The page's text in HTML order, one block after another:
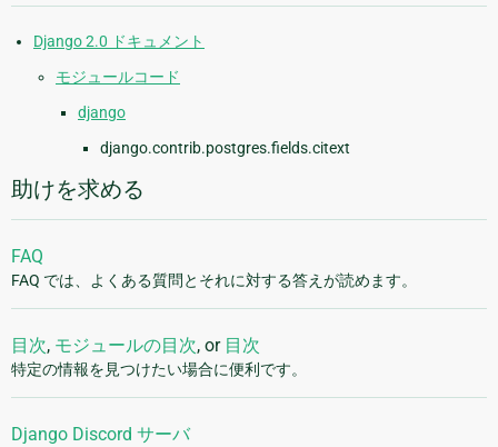
Django 2.0 ドキュメント
モジュールコード
django
django.contrib.postgres.fields.citext
助けを求める
FAQ
FAQ では、よくある質問とそれに対する答えが読めます。
目次, モジュールの目次, or 目次
特定の情報を見つけたい場合に便利です。
Django Discord サーバ